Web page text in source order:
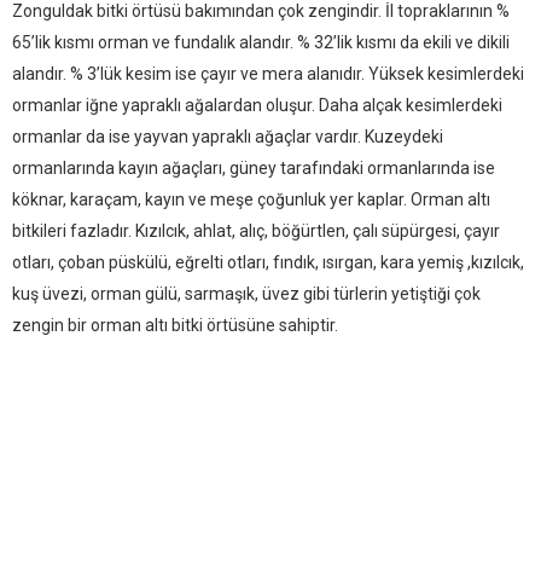
Zonguldak bitki örtüsü bakımından çok zengindir. İl topraklarının %
65’lik kısmı orman ve fundalık alandır. % 32’lik kısmı da ekili ve dikili
alandır. % 3’lük kesim ise çayır ve mera alanıdır. Yüksek kesimlerdeki
ormanlar iğne yapraklı ağalardan oluşur. Daha alçak kesimlerdeki
ormanlar da ise yayvan yapraklı ağaçlar vardır. Kuzeydeki
ormanlarında kayın ağaçları, güney tarafındaki ormanlarında ise
köknar, karaçam, kayın ve meşe çoğunluk yer kaplar. Orman altı
bitkileri fazladır. Kızılcık, ahlat, alıç, böğürtlen, çalı süpürgesi, çayır
otları, çoban püskülü, eğrelti otları, fındık, ısırgan, kara yemiş ,kızılcık,
kuş üvezi, orman gülü, sarmaşık, üvez gibi türlerin yetiştiği çok
zengin bir orman altı bitki örtüsüne sahiptir.